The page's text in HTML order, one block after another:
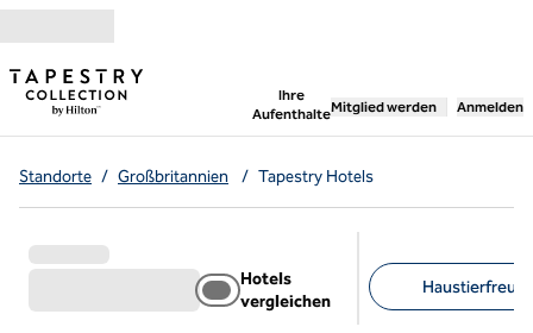
Weiter zum Inhalt
Ihre
Aufenthalte
,öffnet neue
Mitglied werden Anmelden
Standorte / Großbritannien / Tapestry Hotels
Hotels
vergleichen